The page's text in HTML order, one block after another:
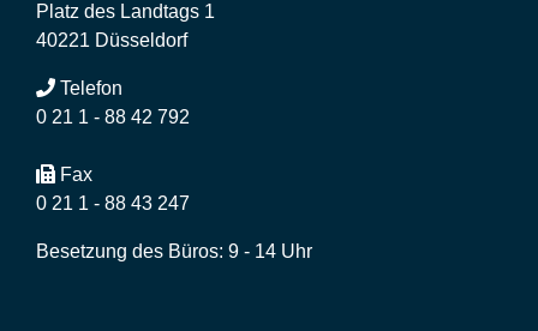
Platz des Landtags 1
40221 Düsseldorf
Telefon
0 21 1 - 88 42 792
Fax
0 21 1 - 88 43 247
Besetzung des Büros: 9 - 14 Uhr